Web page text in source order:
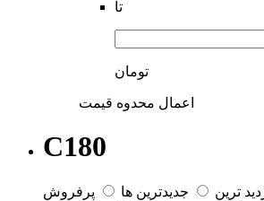
تا
تومان
اعمال محدوه قیمت
C180
ترين جديدترين ها
پرفروش